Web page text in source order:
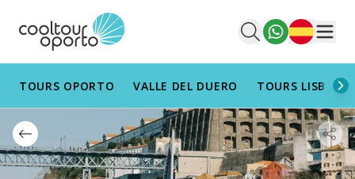
Español
TOURS OPORTO VALLE DEL DUERO TOURS LISBOA